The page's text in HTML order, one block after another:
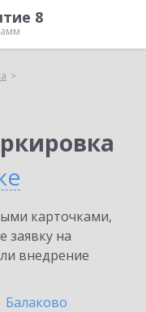
8
карточками,
заявку на
внедрение
Балаково